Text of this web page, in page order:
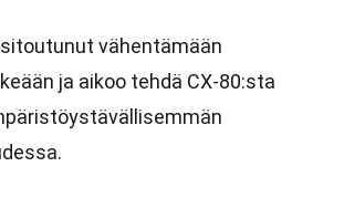
vähentämään
ja aikoo tehdä CX-80:sta